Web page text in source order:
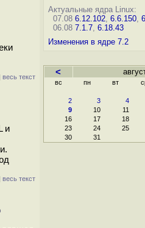
весь текст
и
весь текст
Актуальные ядра Linux:
07.08 6.12.102, 6.6.150,
06.08 7.1.7, 6.18.43
Изменения в ядре 7.2
<
вс пн вт
2
3 4
9
10 11
16
17 18
23
24 25
30
31